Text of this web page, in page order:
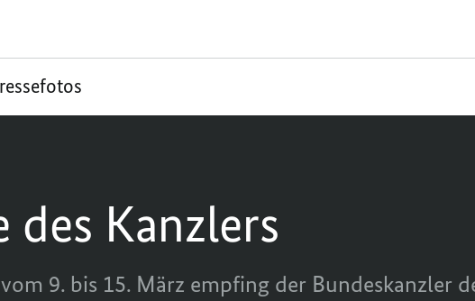
des Kanzlers
9. bis 15. März empfing der Bundeskanzler